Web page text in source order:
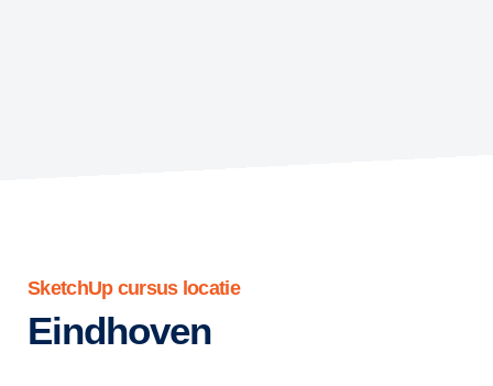
SketchUp cursus locatie
Eindhoven